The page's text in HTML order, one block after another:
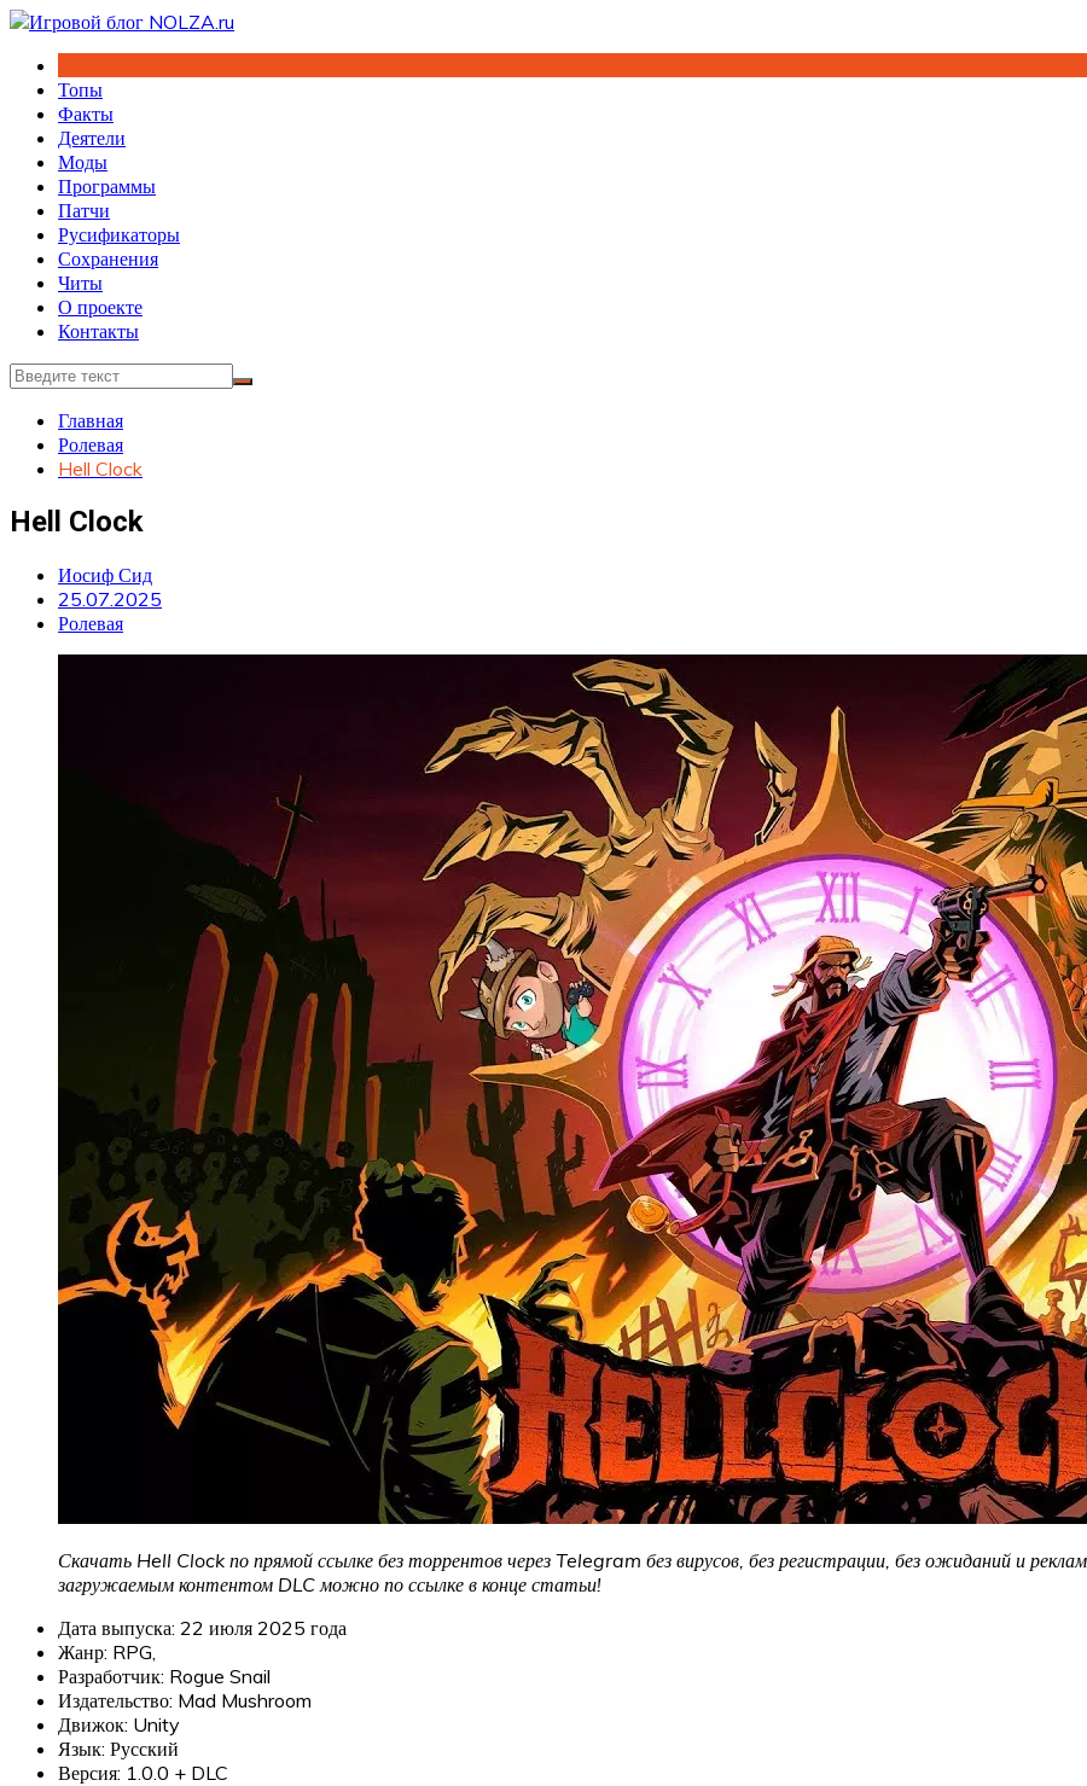
Перейти
содержимому
Топы
Факты
Деятели
Моды
Программы
Патчи
Русификаторы
Сохранения
Читы
О проекте
Контакты
Главная
Ролевая
Hell Clock
Hell Clock
Иосиф Сид
25.07.2025
Ролевая
Скачать Hell Clock по прямой ссылке без торрентов через Telegram без вирусов, без регистрации, без ожиданий и
загружаемым контентом DLC можно по ссылке в конце статьи!
Дата выпуска: 22 июля 2025 года
Жанр: RPG,
Разработчик: Rogue Snail
Издательство: Mad Mushroom
Движок: Unity
Язык: Русский
Версия: 1.0.0 + DLC